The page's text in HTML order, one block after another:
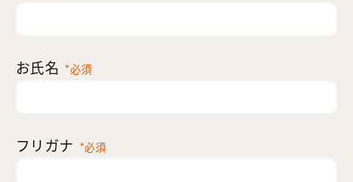
お氏名 *必須
フリガナ *必須